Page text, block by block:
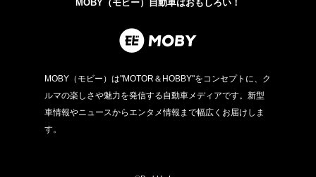
MOBY（モビー）自動車はおもしろい！
MOBY（モビー）は"MOTOR＆HOBBY"をコンセプトに、ク
ルマの楽しさや魅力を発信する自動車メディアです。新型
車情報やニュースからエンタメ情報まで幅広くお届けしま
す。